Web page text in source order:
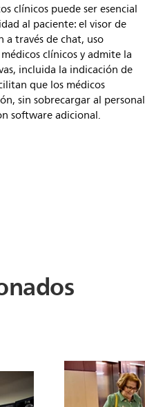
clínicos puede ser esencial
al paciente: el visor de
a través de chat, uso
clínicos y admite la
incluida la indicación de
que los médicos
sin sobrecargar al personal
software adicional.